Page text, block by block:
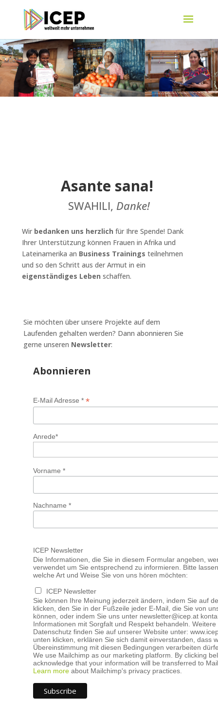
Asante sana!
SWAHILI, Danke!
Wir bedanken uns herzlich für Ihre Spende! Dank
Ihrer Unterstützung können Frauen in Afrika und
Lateinamerika an Business Trainings teilnehmen
und so den Schritt aus der Armut in ein
eigenständiges Leben schaffen.
Sie möchten über unsere Projekte auf dem
Laufenden gehalten werden? Dann abonnieren Sie
gerne unseren Newsletter:
Abonnieren
E-Mail Adresse * *
Anrede*
Vorname *
Nachname *
ICEP Newsletter
Die Informationen, die Sie in diesem Formular angeben,
verwendet um Sie entsprechend zu informieren. Bitte
welche Art und Weise Sie von uns hören möchten:
ICEP Newsletter
Sie können Ihre Meinung jederzeit ändern, indem Sie auf
klicken, den Sie in der Fußzeile jeder E-Mail, die Sie von
können, oder indem Sie uns unter newsletter@icep.at
Informationen mit Sorgfalt und Respekt behandeln.
Datenschutz finden Sie auf unserer Website unter:
unten klicken, erklären Sie sich damit einverstanden, dass
Übereinstimmung mit diesen Bedingungen verarbeiten
We use Mailchimp as our marketing platform. By clicking
acknowledge that your information will be transferred to
Learn moreabout Mailchimp's privacy practices.